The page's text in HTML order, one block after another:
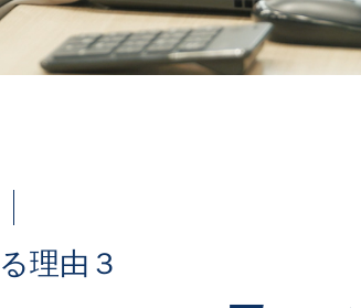
理由３